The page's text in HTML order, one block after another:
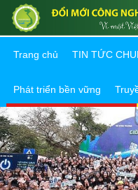
Trang chủ TIN TỨC
Phát triển bền vững